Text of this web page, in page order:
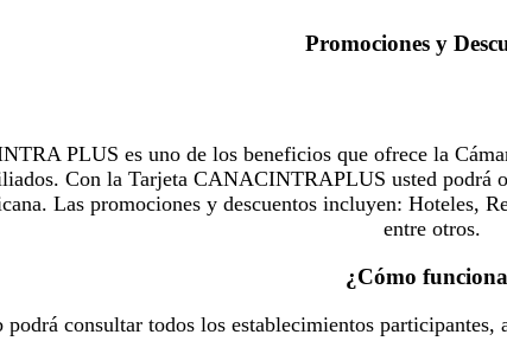
Promociones y
PLUS es uno de los beneficios que ofrece la
Con la Tarjeta CANACINTRAPLUS usted podrá
Las promociones y descuentos incluyen: Hoteles,
entre otros.
¿Cómo
podrá consultar todos los establecimientos